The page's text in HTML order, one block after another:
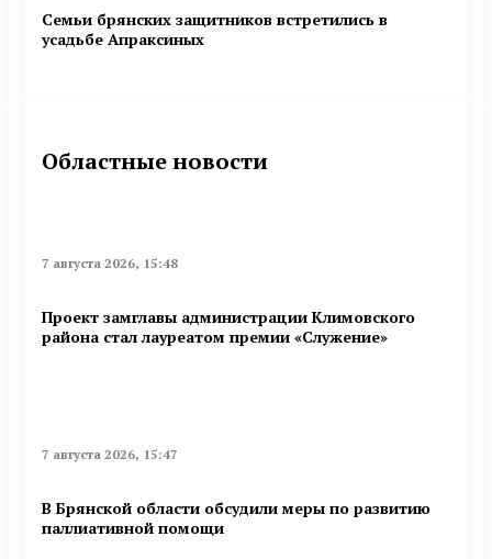
Семьи брянских защитников встретились в
усадьбе Апраксиных
Областные новости
7 августа 2026, 15:48
Проект замглавы администрации Климовского
района стал лауреатом премии «Служение»
7 августа 2026, 15:47
В Брянской области обсудили меры по развитию
паллиативной помощи